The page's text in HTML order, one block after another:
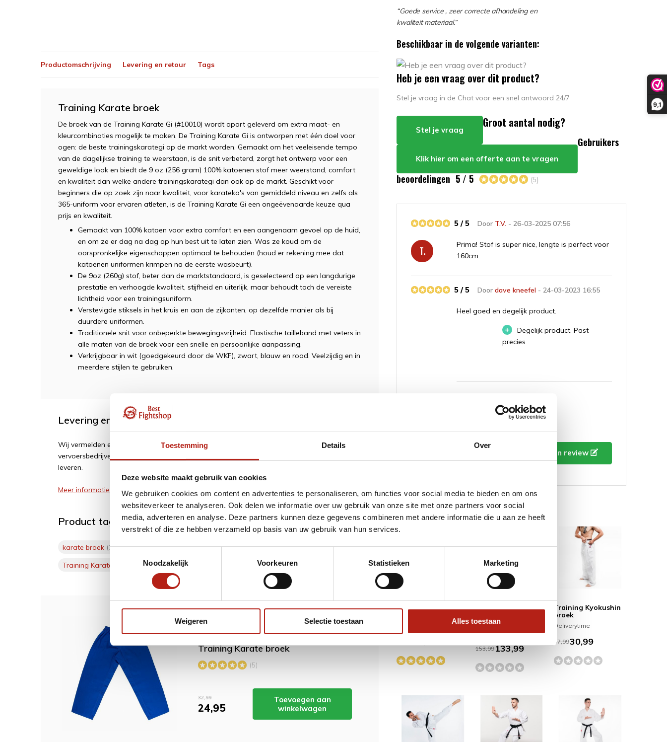
Toestemming Details Over
Deze website maakt gebruik van cookies
We gebruiken cookies om content en advertenties te personaliseren, om functies voor social media te bieden en om ons
websiteverkeer te analyseren. Ook delen we informatie over uw gebruik van onze site met onze partners voor social
media, adverteren en analyse. Deze partners kunnen deze gegevens combineren met andere informatie die u aan ze heeft
verstrekt of die ze hebben verzameld op basis van uw gebruik van hun services.
Toestemmingsselectie
Noodzakelijk
Voorkeuren Statistieken Marketing
Weigeren Selectie toestaan Alles toestaan
9,1
“Goede service , zeer correcte afhandeling en
kwaliteit materiaal.”
Beschikbaar in de volgende varianten:
Productomschrijving Levering en retour Tags
Training Karate broek
De broek van de Training Karate Gi (#10010) wordt apart geleverd om extra maat- en
kleurcombinaties mogelijk te maken. De Training Karate Gi is ontworpen met één doel voor
ogen: de beste trainingskarategi op de markt worden. Gemaakt om het veeleisende tempo
van de dagelijkse training te weerstaan, is de snit verbeterd, zorgt het ontwerp voor een
geweldige look en biedt de 9 oz (256 gram) 100% katoenen stof meer weerstand, comfort
en kwaliteit dan welke andere trainingskarategi dan ook op de markt. Geschikt voor
beginners die op zoek zijn naar kwaliteit, voor karateka's van gemiddeld niveau en zelfs als
365-uniform voor ervaren atleten, is de Training Karate Gi een ongeëvenaarde keuze qua
prijs en kwaliteit.
Gemaakt van 100% katoen voor extra comfort en een aangenaam gevoel op de huid,
en om ze er dag na dag op hun best uit te laten zien. Was ze koud om de
oorspronkelijke eigenschappen optimaal te behouden (houd er rekening mee dat
katoenen uniformen krimpen na de eerste wasbeurt).
De 9oz (260g) stof, beter dan de marktstandaard, is geselecteerd op een langdurige
prestatie en verhoogde kwaliteit, stijfheid en uiterlijk, maar behoudt toch de vereiste
lichtheid voor een trainingsuniform.
Verstevigde stiksels in het kruis en aan de zijkanten, op dezelfde manier als bij
duurdere uniformen.
Traditionele snit voor onbeperkte bewegingsvrijheid. Elastische tailleband met veters in
alle maten van de broek voor een snelle en persoonlijke aanpassing.
Verkrijgbaar in wit (goedgekeurd door de WKF), zwart, blauw en rood. Veelzijdig en in
meerdere stijlen te gebruiken.
Levering en retour
Wij vermelden een geschatte levertijd. Vertragingen kunnen soms voorkomen bij
vervoersbedrijven of leveranciers. Wij zijn soms afhankelijk van hun, en proberen z.s.m te
leveren.
Meer informatie
Product tags
karate broek (3) karate broek kopen(2) katoenen karate broek(3)
Training Karate broek
witte karate broek zwarte karate broek
Dit wordt 'm!
Training Karate broek
(5)
32,99
24,95
Toevoegen aan
winkelwagen
Heb je een vraag over dit product?
Stel je vraag in de Chat voor een snel antwoord 24/7
Stel je vraag
Groot aantal nodig?
Klik hier om een offerte aan te vragen
Gebruikers
beoordelingen 5 / 5 (5)
T.
Door T.V. - 26-03-2025 07:56
5 / 5
Prima! Stof is super nice, lengte is perfect voor
160cm.
Doordave kneefel - 24-03-2023 16:55
5 / 5
Heel goed en degelijk product.
+
Degelijk product. Past
precies
- Geen
SR
Door Shogi R.- 01-03-2022 15:47
5 / 5
Broek zit naar mijn mening lekker. Prijs/
Kwaliteit is keurig. De kleur zwart blijft ook
zwart na een aantal keer wassen. Goede
+
Schrijf je eigen review
Aanbevolen voor u
Shinsei Karate pak -
ProWear Kumite
polyester
Deliverytime
153,99133,99
Training Kyokushin
broek
Deliverytime
37,9930,99